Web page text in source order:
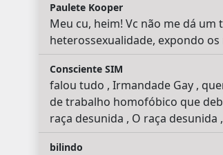
Paulete Kooper
Meu cu, heim! Vc não me dá
heterossexualidade, expondo os
Consciente SIM
falou tudo , Irmandade Gay ,
de trabalho homofóbico que
raça desunida , O raça
bilindo